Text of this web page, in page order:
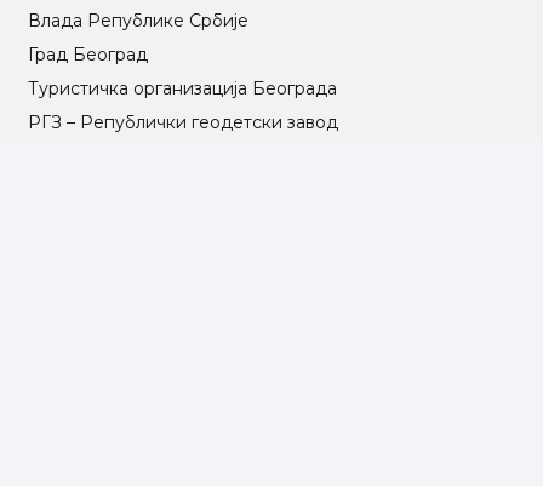
Влада Републике Србије
Град Београд
Туристичка организација Београда
РГЗ – Републички геодетски завод